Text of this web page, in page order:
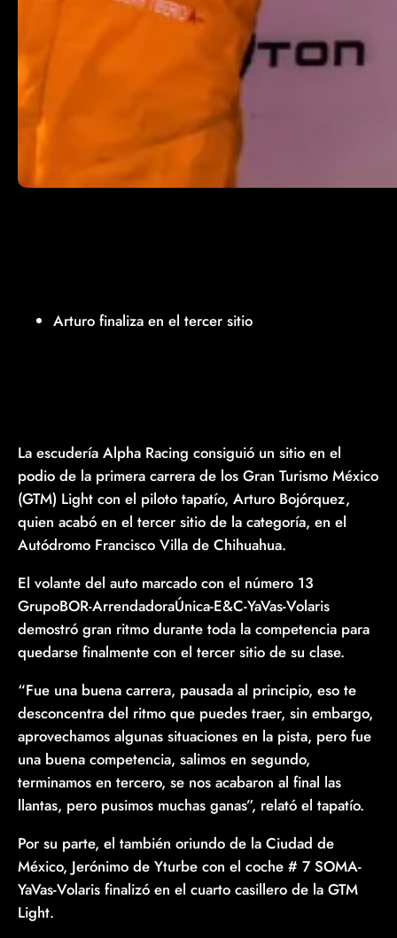
Arturo finaliza en el tercer sitio
La escudería Alpha Racing consiguió un sitio en el
podio de la primera carrera de los Gran Turismo México
(GTM) Light con el piloto tapatío, Arturo Bojórquez,
quien acabó en el tercer sitio de la categoría, en el
Autódromo Francisco Villa de Chihuahua.
El volante del auto marcado con el número 13
GrupoBOR-ArrendadoraÚnica-E&C-YaVas-Volaris
demostró gran ritmo durante toda la competencia para
quedarse finalmente con el tercer sitio de su clase.
“Fue una buena carrera, pausada al principio, eso te
desconcentra del ritmo que puedes traer, sin embargo,
aprovechamos algunas situaciones en la pista, pero fue
una buena competencia, salimos en segundo,
terminamos en tercero, se nos acabaron al final las
llantas, pero pusimos muchas ganas”, relató el tapatío.
Por su parte, el también oriundo de la Ciudad de
México, Jerónimo de Yturbe con el coche # 7 SOMA-
YaVas-Volaris finalizó en el cuarto casillero de la GTM
Light.